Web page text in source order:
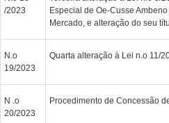
/2023
Especial de Oe-Cusse
Mercado, e alteração do seu
N.o
19/2023
Quarta alteração à Lei n.o 11/
N .o
20/2023
Procedimento de Concessão